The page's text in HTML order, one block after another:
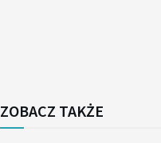
ZOBACZ TAKŻE